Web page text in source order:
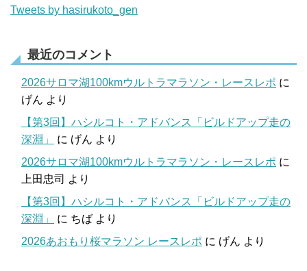
Tweets by hasirukoto_gen
最近のコメント
2026サロマ湖100kmウルトラマラソン・レースレポ に
げん より
【第3回】ハシルコト・アドバンス「ビルドアップ走の
深淵」
に げん より
2026サロマ湖100kmウルトラマラソン・レースレポ に
上田忠司 より
【第3回】ハシルコト・アドバンス「ビルドアップ走の
深淵」
に ちば より
2026あおもり桜マラソン レースレポ に げん より